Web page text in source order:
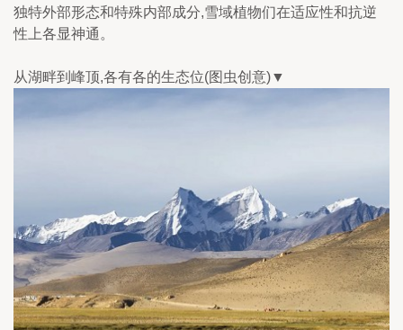
独特外部形态和特殊内部成分,雪域植物们在适应性和抗逆
性上各显神通。
从湖畔到峰顶,各有各的生态位(图虫创意)▼